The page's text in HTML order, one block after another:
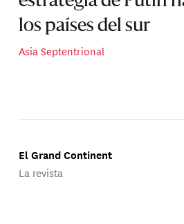
los países del sur
Asia Septentrional
El Grand Continent
La revista